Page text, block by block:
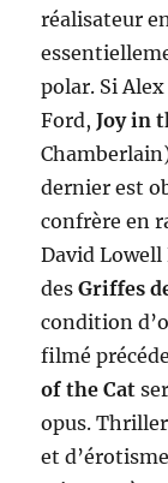
réalisateur
polar. Si
Ford,Joy in
dernier est
confrère en
David
desGriffes
condition
filmé
of the Cat
opus.
et